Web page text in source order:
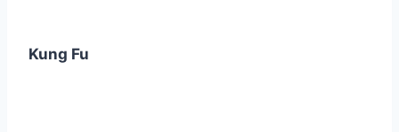
Kung Fu